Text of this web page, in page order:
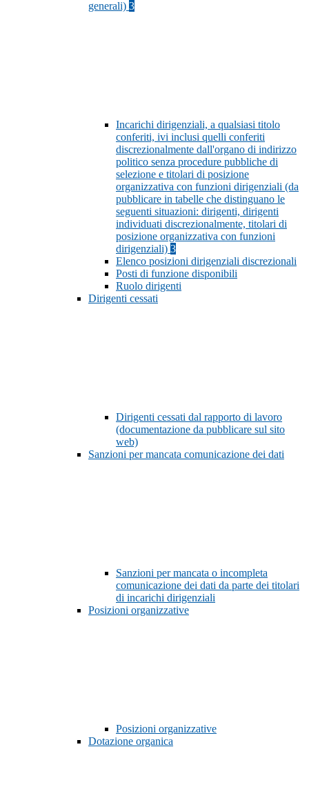
generali) 3
Incarichi dirigenziali, a qualsiasi titolo
conferiti, ivi inclusi quelli conferiti
discrezionalmente dall'organo di indirizzo
politico senza procedure pubbliche di
selezione e titolari di posizione
organizzativa con funzioni dirigenziali (da
pubblicare in tabelle che distinguano le
seguenti situazioni: dirigenti, dirigenti
individuati discrezionalmente, titolari di
posizione organizzativa con funzioni
dirigenziali) 3
Elenco posizioni dirigenziali discrezionali
Posti di funzione disponibili
Ruolo dirigenti
Dirigenti cessati
Dirigenti cessati dal rapporto di lavoro
(documentazione da pubblicare sul sito
web)
Sanzioni per mancata comunicazione dei dati
Sanzioni per mancata o incompleta
comunicazione dei dati da parte dei titolari
di incarichi dirigenziali
Posizioni organizzative
Posizioni organizzative
Dotazione organica